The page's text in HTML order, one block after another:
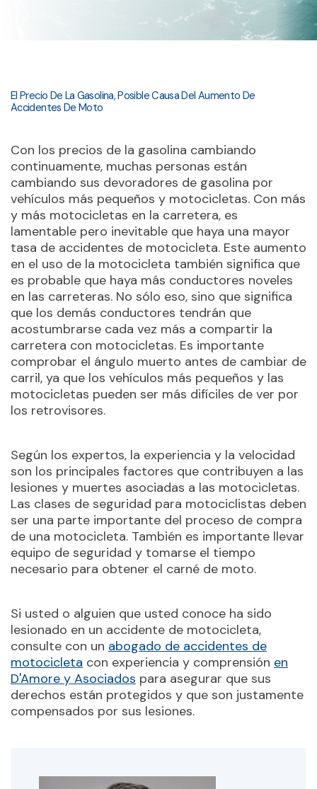
El Precio De La Gasolina, Posible Causa Del Aumento De
Accidentes De Moto
Con los precios de la gasolina cambiando
continuamente, muchas personas están
cambiando sus devoradores de gasolina por
vehículos más pequeños y motocicletas. Con más
y más motocicletas en la carretera, es
lamentable pero inevitable que haya una mayor
tasa de accidentes de motocicleta. Este aumento
en el uso de la motocicleta también significa que
es probable que haya más conductores noveles
en las carreteras. No sólo eso, sino que significa
que los demás conductores tendrán que
acostumbrarse cada vez más a compartir la
carretera con motocicletas. Es importante
comprobar el ángulo muerto antes de cambiar de
carril, ya que los vehículos más pequeños y las
motocicletas pueden ser más difíciles de ver por
los retrovisores.
Según los expertos, la experiencia y la velocidad
son los principales factores que contribuyen a las
lesiones y muertes asociadas a las motocicletas.
Las clases de seguridad para motociclistas deben
ser una parte importante del proceso de compra
de una motocicleta. También es importante llevar
equipo de seguridad y tomarse el tiempo
necesario para obtener el carné de moto.
Si usted o alguien que usted conoce ha sido
lesionado en un accidente de motocicleta,
consulte con un abogado de accidentes de
motocicleta con experiencia y comprensión en
D'Amore y Asociados para asegurar que sus
derechos están protegidos y que son justamente
compensados por sus lesiones.